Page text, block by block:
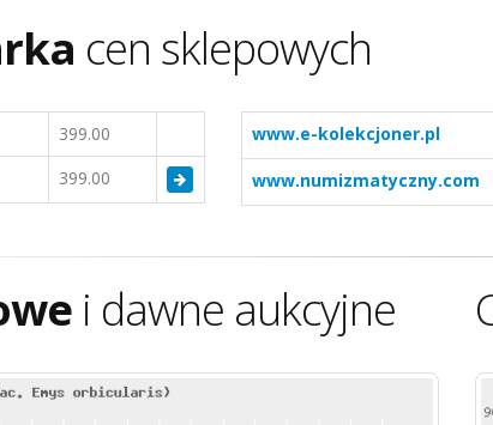
cen sklepowych
399.00
399.00
www.e-kolekcjoner.pl
www.numizmatyczny.com
i dawne aukcyjne